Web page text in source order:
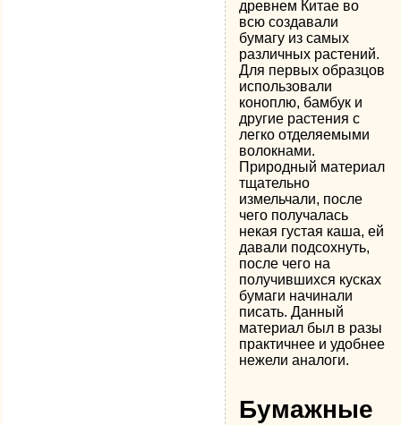
древнем Китае во
всю создавали
бумагу из самых
различных растений.
Для первых образцов
использовали
коноплю, бамбук и
другие растения с
легко отделяемыми
волокнами.
Природный материал
тщательно
измельчали, после
чего получалась
некая густая каша, ей
давали подсохнуть,
после чего на
получившихся кусках
бумаги начинали
писать. Данный
материал был в разы
практичнее и удобнее
нежели аналоги.
Бумажные